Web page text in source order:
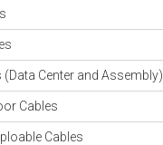
GEVLOCHTEN KOUS
KRIMP KOUS
KOPER KABEL
OP ROL
(Data Center and Assembly)
Cables
Cables